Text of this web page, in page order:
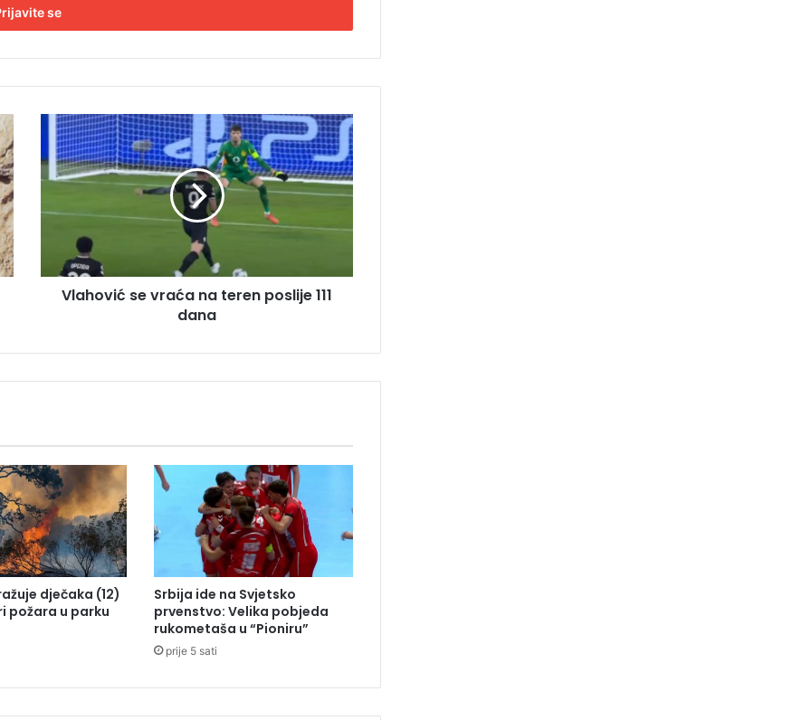
a
h
v
s
a
t
e
r
e
n
p
o
s
l
i
1
Vlahović se vraća na teren poslije 111
dana
dječaka (12)
požara u parku
Srbija ide na Svjetsko
prvenstvo: Velika pobjeda
rukometaša u “Pioniru”
prije 5 sati